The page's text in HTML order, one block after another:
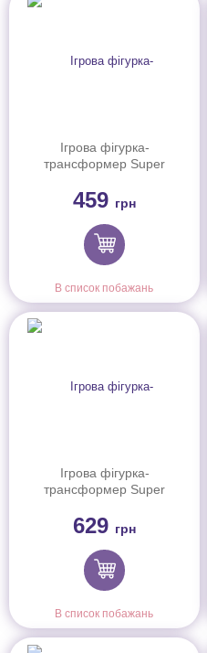
Ігрова фігурка-
трансформер Super
(Tino), 10см
459 грн
В список побажань
Ігрова фігурка-
трансформер Super
Pet Джером улюбленець
(Jerome pet)
629 грн
В список побажань